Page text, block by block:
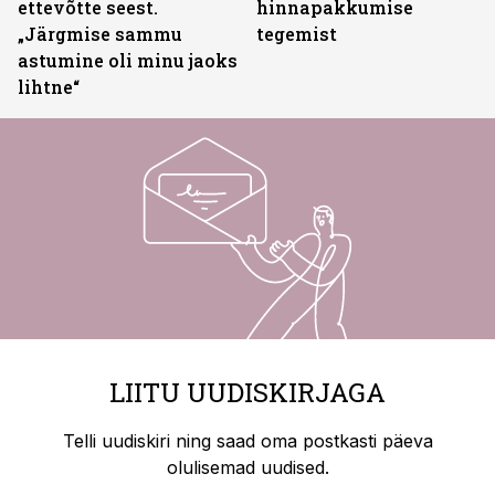
ettevõtte seest.
„Järgmise sammu
astumine oli minu jaoks
lihtne“
hinnapakkumise
tegemist
LIITU UUDISKIRJAGA
Telli uudiskiri ning saad oma postkasti päeva
olulisemad uudised.